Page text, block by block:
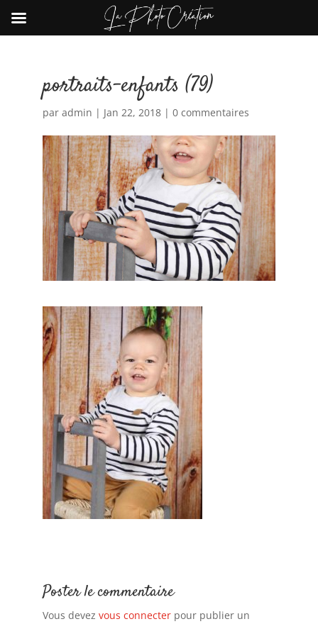
portraits-enfants (79)
par admin | Jan 22, 2018| 0 commentaires
Poster le commentaire
Vous devez vous connecterpour publier un